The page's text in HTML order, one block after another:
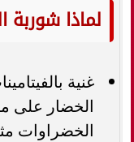
لماذا شوربة
غنية
الخضار على
الخضراوات